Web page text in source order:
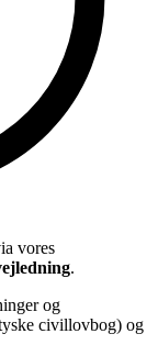
vores
.
og
civillovbog) og